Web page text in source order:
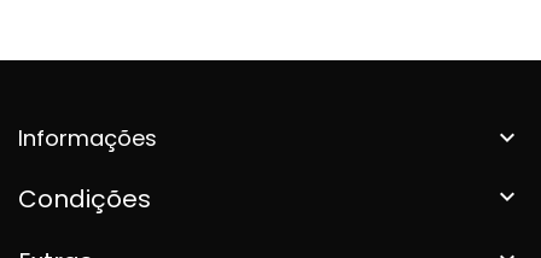
Informações 
Condições 